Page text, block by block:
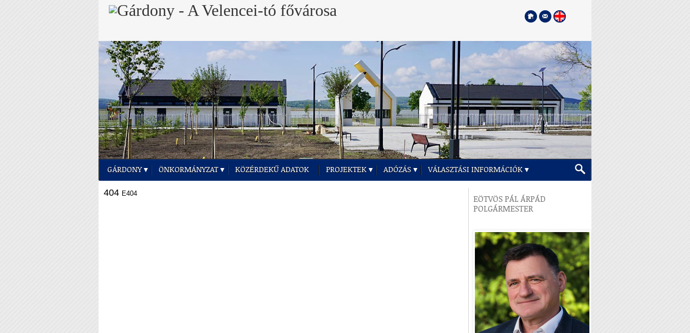
GÁRDONY ÖNKORMÁNYZAT KÖZÉRDEKŰ ADATOK PROJEKTEK ADÓZÁS VÁLASZTÁSI INFORMÁCIÓK
404 E404
EÖTVÖS PÁL ÁRPÁD
POLGÁRMESTER